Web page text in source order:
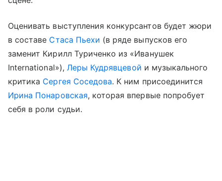
Оценивать выступления конкурсантов будет жюри
в составе Стаса Пьехи (в ряде выпусков его
заменит Кирилл Туриченко из «Иванушек
International»), Леры Кудрявцевой и музыкального
критика Сергея Соседова. К ним присоединится
Ирина Понаровская, которая впервые попробует
себя в роли судьи.